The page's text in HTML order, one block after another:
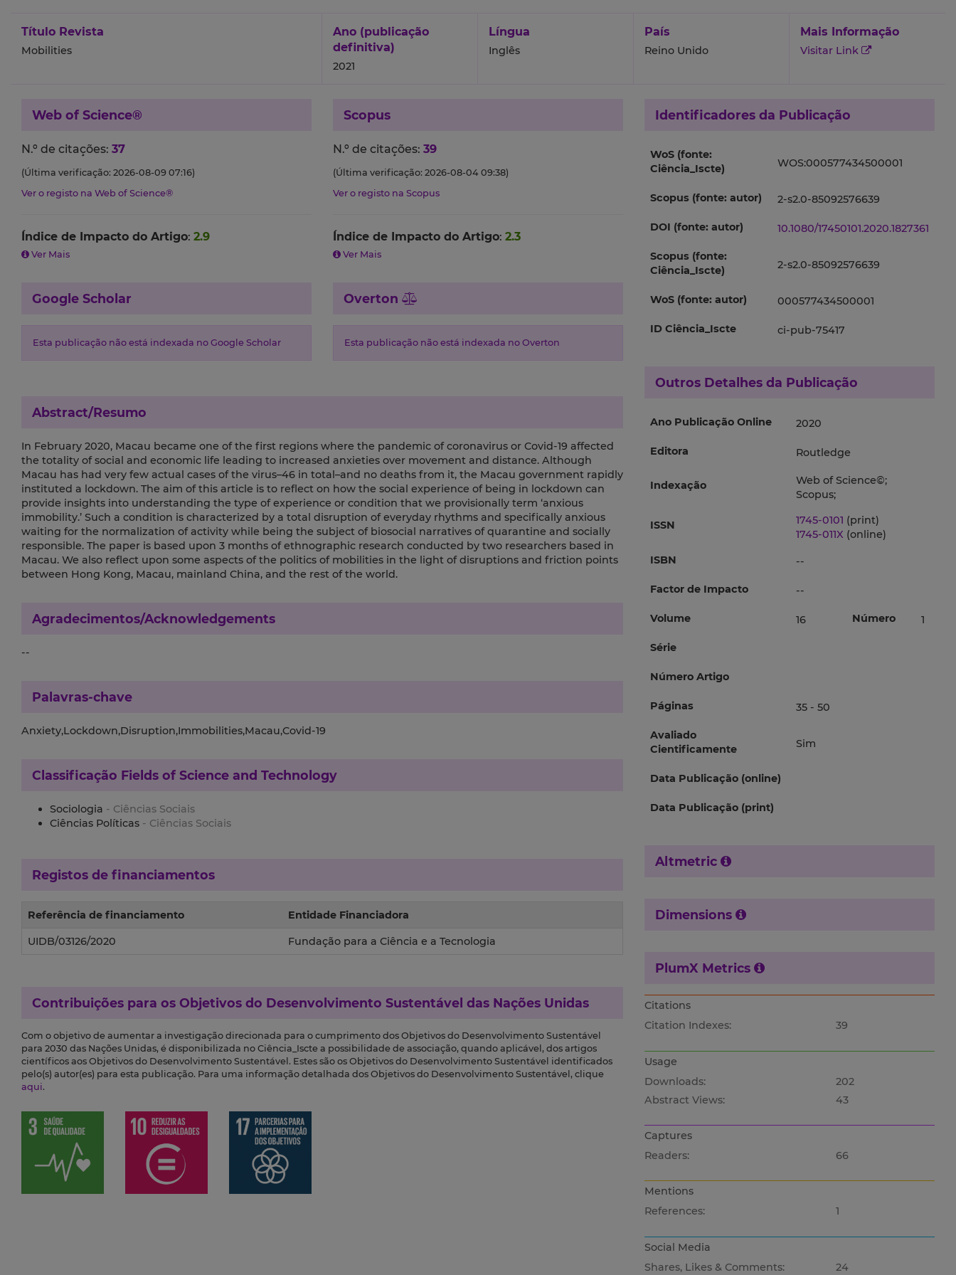
Título Revista
Mobilities
Ano (publicação
definitiva)
2021
Língua
Inglês
País
Reino Unido
Mais Informação
Visitar Link
Web of Science®
N.º de citações: 37
(Última verificação: 2026-08-09 07:16)
Ver o registo na Web of Science®
Índice de Impacto do Artigo: 2.9
Ver Mais
Scopus
N.º de citações: 39
(Última verificação: 2026-08-04 09:38)
Ver o registo na Scopus
Índice de Impacto do Artigo: 2.3
Ver Mais
Google Scholar
Esta publicação não está indexada no Google Scholar
Overton
Esta publicação não está indexada no Overton
Abstract/Resumo
In February 2020, Macau became one of the first regions where the pandemic of coronavirus or Covid-19 affected
the totality of social and economic life leading to increased anxieties over movement and distance. Although
Macau has had very few actual cases of the virus–46 in total–and no deaths from it, the Macau government rapidly
instituted a lockdown. The aim of this article is to reflect on how the social experience of being in lockdown can
provide insights into understanding the type of experience or condition that we provisionally term ‘anxious
immobility.’ Such a condition is characterized by a total disruption of everyday rhythms and specifically anxious
waiting for the normalization of activity while being the subject of biosocial narratives of quarantine and socially
responsible. The paper is based upon 3 months of ethnographic research conducted by two researchers based in
Macau. We also reflect upon some aspects of the politics of mobilities in the light of disruptions and friction points
between Hong Kong, Macau, mainland China, and the rest of the world.
Agradecimentos/Acknowledgements
--
Palavras-chave
Anxiety,Lockdown,Disruption,Immobilities,Macau,Covid-19
Classificação Fields of Science and Technology
Sociologia - Ciências Sociais
Ciências Políticas - Ciências Sociais
Registos de financiamentos
Referência de financiamento Entidade Financiadora
UIDB/03126/2020 Fundação para a Ciência e a Tecnologia
Contribuições para os Objetivos do Desenvolvimento Sustentável das Nações Unidas
Com o objetivo de aumentar a investigação direcionada para o cumprimento dos Objetivos do Desenvolvimento Sustentável
para 2030 das Nações Unidas, é disponibilizada no Ciência_Iscte a possibilidade de associação, quando aplicável, dos artigos
científicos aos Objetivos do Desenvolvimento Sustentável. Estes são os Objetivos do Desenvolvimento Sustentável identificados
pelo(s) autor(es) para esta publicação. Para uma informação detalhada dos Objetivos do Desenvolvimento Sustentável, clique
aqui.
Identificadores da Publicação
WoS (fonte:
Ciência_Iscte)
WOS:000577434500001
Scopus (fonte: autor) 2-s2.0-85092576639
DOI (fonte: autor) 10.1080/17450101.2020.1827361
Scopus (fonte:
Ciência_Iscte)
2-s2.0-85092576639
WoS (fonte: autor) 000577434500001
ID Ciência_Iscte ci-pub-75417
Outros Detalhes da Publicação
Ano Publicação Online 2020
Editora Routledge
Indexação
Web of Science©;
Scopus;
ISSN 1745-0101 (print)
1745-011X (online)
ISBN
--
Factor de Impacto --
Volume 16 Número 1
Série
Número Artigo
Páginas 35 - 50
Avaliado
Cientificamente
Sim
Data Publicação (online)
Data Publicação (print)
Altmetric
Dimensions
PlumX Metrics
Citations
Citation Indexes:
39
Usage
Downloads:
202
Abstract Views:
43
Captures
Readers:
66
Mentions
References:
1
Social Media
Shares, Likes & Comments:
24